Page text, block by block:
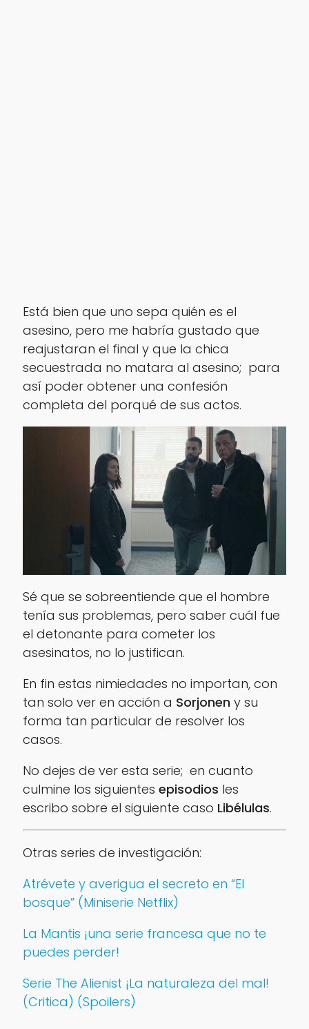
Está bien que uno sepa quién es el
asesino, pero me habría gustado que
reajustaran el final y que la chica
secuestrada no matara al asesino; para
así poder obtener una confesión
completa del porqué de sus actos.
Sé que se sobreentiende que el hombre
tenía sus problemas, pero saber cuál fue
el detonante para cometer los
asesinatos, no lo justifican.
En fin estas nimiedades no importan, con
tan solo ver en acción a Sorjonen y su
forma tan particular de resolver los
casos.
No dejes de ver esta serie; en cuanto
culmine los siguientes episodios les
escribo sobre el siguiente caso Libélulas.
Otras series de investigación:
Atrévete y averigua el secreto en “El
bosque” (Miniserie Netflix)
La Mantis ¡una serie francesa que no te
puedes perder!
Serie The Alienist ¡La naturaleza del mal!
(Critica) (Spoilers)